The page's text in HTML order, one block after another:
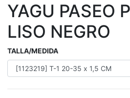
YAGU PASEO
LISO NEGRO
TALLA/MEDIDA